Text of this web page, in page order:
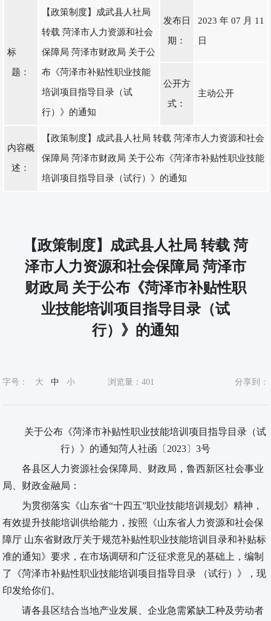
标
题：
【政策制度】成武县人社局
转载 菏泽市人力资源和社会
保障局 菏泽市财政局 关于公
布《菏泽市补贴性职业技能
培训项目指导目录（试
行）》的通知
发布日
期：
2023 年 07 月 11
日
公开方
式：
主动公开
内容概
述：
【政策制度】成武县人社局 转载 菏泽市人力资源和社会
保障局 菏泽市财政局 关于公布《菏泽市补贴性职业技能
培训项目指导目录（试行）》的通知
【政策制度】成武县人社局 转载 菏
泽市人力资源和社会保障局 菏泽市
财政局 关于公布《菏泽市补贴性职
业技能培训项目指导目录（试
行）》的通知
字号： 大 中 小 浏览量： 401 分享到：
关于公布《菏泽市补贴性职业技能培训 项目指导目录 （试
行） 》的通知菏人社函〔2023〕3号
各县区人力资源社会保障局、财政局，鲁西新区社会事业
局、财政金融局：
为贯彻落实《山东省“十四五”职业技能培训规划》精神，
有效提升技能培训供给能力，按照《山东省人力资源和社会保
障厅 山东省财政厅关于规范补贴性职业技能培训目录和补贴标
准的通知》要求，在市场调研和广泛征求意见的基础上，编制
了
《菏泽市补贴性职业技能培训项目指导目录 （试行）》，现
印发给你们。
请各县区结合当地产业发展、企业急需紧缺工种及劳动者